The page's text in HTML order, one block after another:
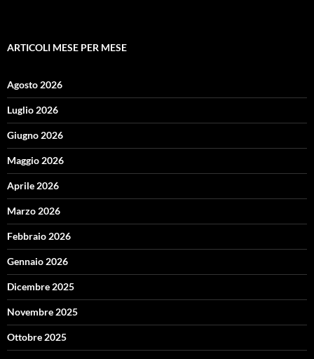
ARTICOLI MESE PER MESE
Agosto 2026
Luglio 2026
Giugno 2026
Maggio 2026
Aprile 2026
Marzo 2026
Febbraio 2026
Gennaio 2026
Dicembre 2025
Novembre 2025
Ottobre 2025